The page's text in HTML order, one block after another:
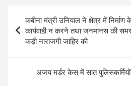
navigation
कबीना मंत्री उनियाल ने क्षेत्र में निर्माण
कार्यवाही न करने तथा जनमानस की
कड़ी नाराजगी जाहिर की
अजय मर्डर केस में सात